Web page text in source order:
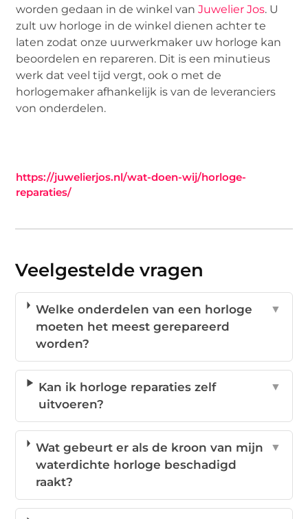
worden gedaan in de winkel vanJuwelier Jos. U
zult uw horloge in de winkel dienen achter te
laten zodat onze uurwerkmaker uw horloge kan
beoordelen en repareren. Dit is een minutieus
werk dat veel tijd vergt, ook o met de
horlogemaker afhankelijk is van de leveranciers
von onderdelen.
https://juwelierjos.nl/wat-doen-wij/horloge-
reparaties/
Veelgestelde vragen
Welke onderdelen van een horloge
moeten het meest gerepareerd
worden?
▼
Kan ik horloge reparaties zelf
uitvoeren?
▼
Wat gebeurt er als de kroon van mijn
waterdichte horloge beschadigd
raakt?
▼